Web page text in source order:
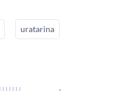
uratarina